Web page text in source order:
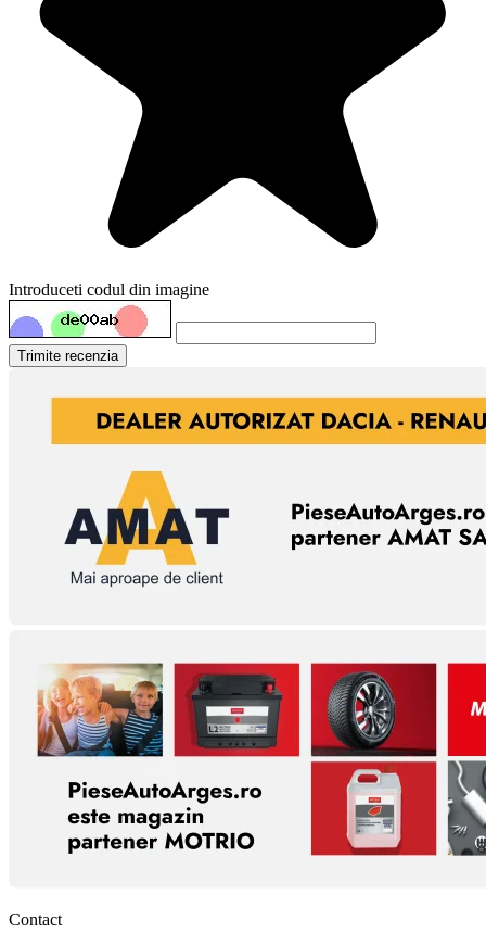
Introduceti codul din imagine
Trimite recenzia
Contact